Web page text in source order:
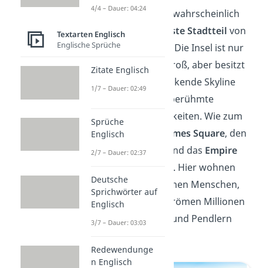
Manhattan ist wahrscheinlich
der berühmteste Stadtteil von
New York City. Die Insel ist nur
etwa 60 km
groß, aber besitzt
eine beeindruckende Skyline
und viele weltberühmte
Sehenswürdigkeiten. Wie zum
Beispiel den
Times Square, den
Central Park
und das Empire
. Hier wohnen
rund 1,6 Millionen Menschen,
aber täglich strömen Millionen
von Touristen und Pendlern
4/4 – Dauer: 04:24
Textarten Englisch
Englische Sprüche
Zitate Englisch
1/7 – Dauer: 02:49
Sprüche
Englisch
2/7 – Dauer: 02:37
Deutsche
Sprichwörter auf
Englisch
3/7 – Dauer: 03:03
Redewendunge
n Englisch